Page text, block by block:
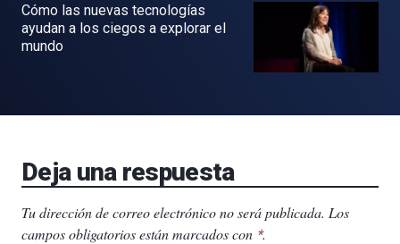
Cómo las nuevas tecnologías
ayudan a los ciegos a explorar el
mundo
Deja una respuesta
Tu dirección de correo electrónico no será publicada. Los
campos obligatorios están marcados con *.